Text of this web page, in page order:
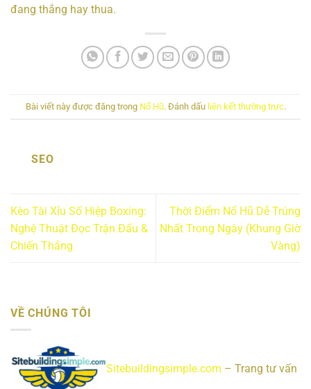
đang thắng hay thua.
Bài viết này được đăng trong Nổ Hũ. Đánh dấu liên kết thường trực.
SEO
Kèo Tài Xỉu Số Hiệp Boxing:
Nghệ Thuật Đọc Trận Đấu &
Chiến Thắng
Thời Điểm Nổ Hũ Dễ Trúng
Nhất Trong Ngày (Khung Giờ
Vàng)
VỀ CHÚNG TÔI
Sitebuildingsimple.com – Trang tư vấn